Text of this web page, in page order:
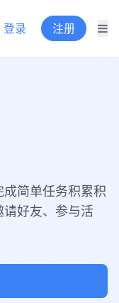
登录 注册
简单任务积累积
好友、参与活